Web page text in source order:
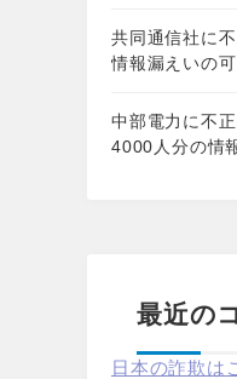
共同通信社に
情報漏えいの
中部電力に不
4000人分の情
最近の
日本の詐欺は